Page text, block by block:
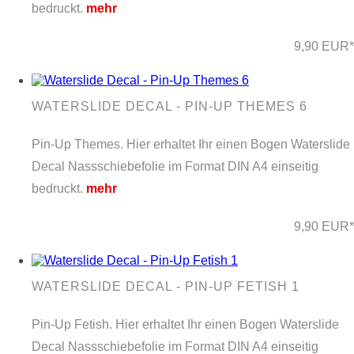
bedruckt. mehr
9,90 EUR*
WATERSLIDE DECAL - PIN-UP THEMES 6
Pin-Up Themes. Hier erhaltet Ihr einen Bogen Waterslide
Decal Nassschiebefolie im Format DIN A4 einseitig
bedruckt. mehr
9,90 EUR*
WATERSLIDE DECAL - PIN-UP FETISH 1
Pin-Up Fetish. Hier erhaltet Ihr einen Bogen Waterslide
Decal Nassschiebefolie im Format DIN A4 einseitig